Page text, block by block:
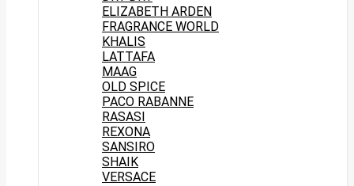
ELIZABETH ARDEN
FRAGRANCE WORLD
KHALIS
LATTAFA
MAAG
OLD SPICE
PACO RABANNE
RASASI
REXONA
SANSIRO
SHAIK
VERSACE